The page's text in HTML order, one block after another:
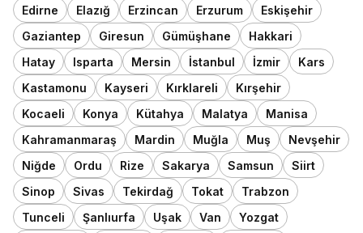
Edirne
Elazığ Erzincan Erzurum
Eskişehir
Gaziantep
Giresun Gümüşhane
Hakkari
Hatay
Isparta Mersin İstanbul İzmir
Kars
Kastamonu
Kayseri Kırklareli
Kırşehir
Kocaeli
Konya Kütahya Malatya
Manisa
Kahramanmaraş
Mardin Muğla Muş
Nevşehir
Niğde
Ordu Rize Sakarya Samsun
Siirt
Sinop
Sivas Tekirdağ Tokat
Trabzon
Tunceli
Şanlıurfa Uşak Van
Yozgat